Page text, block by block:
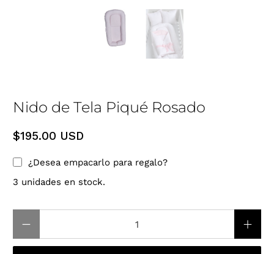
Nido de Tela Piqué Rosado
$195.00 USD
¿Desea empacarlo para regalo?
3 unidades en stock.